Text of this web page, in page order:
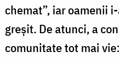
chemat”, iar oamenii
greșit. De atunci, a
comunitate tot mai